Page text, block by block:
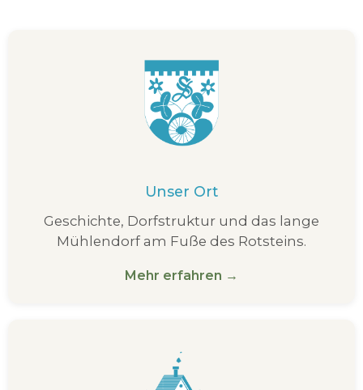
Unser Ort
Geschichte, Dorfstruktur und das lange
Mühlendorf am Fuße des Rotsteins.
Mehr erfahren →